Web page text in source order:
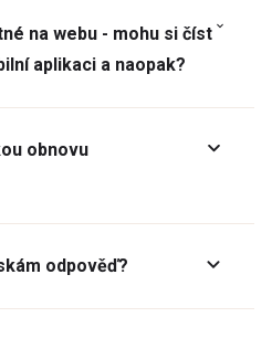
na webu - mohu si číst
aplikaci a naopak?
obnovu
odpověď?